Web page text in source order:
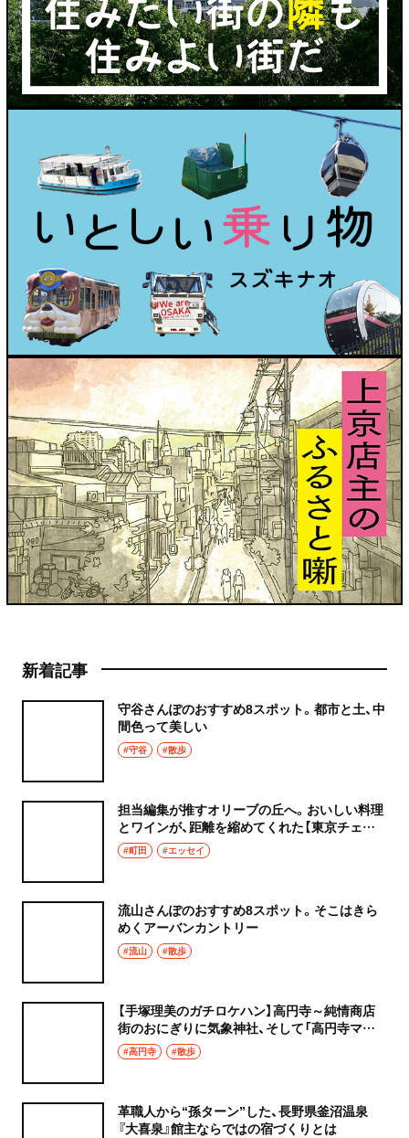
新着記事
守谷さんぽのおすすめ8スポット。都市と土、中
間色って美しい
#守谷 #散歩
担当編集が推すオリーブの丘へ。おいしい料理
とワインが、距離を縮めてくれた【東京チェン
飯diary】
#町田 #エッセイ
流山さんぽのおすすめ8スポット。そこはきら
めくアーバンカントリー
#流山 #散歩
【手塚理美のガチロケハン】高円寺～純情商店
街のおにぎりに気象神社、そして「高円寺マシ
タ」へ！
#高円寺 #散歩
革職人から“孫ターン”した、長野県釜沼温泉
『大喜泉』館主ならではの宿づくりとは